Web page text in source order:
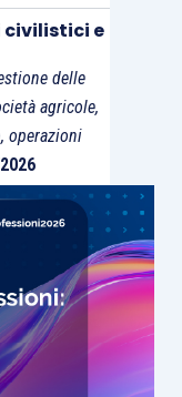
con la
del
dei
In dottrina,
da
9/2009) citata
di redigere il
delle
dal
civilistici e
delle
agricole,
operazioni